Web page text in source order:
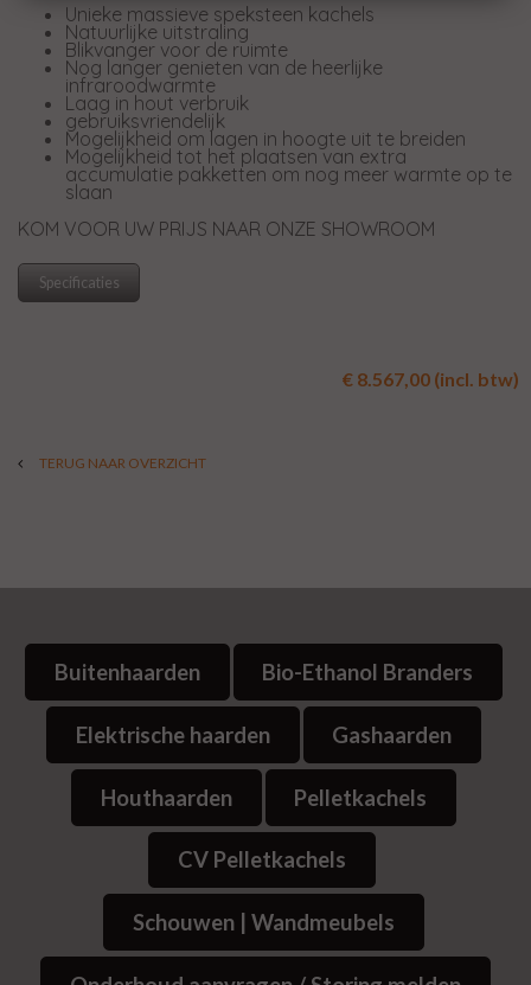
Unieke massieve speksteen kachels
Natuurlijke uitstraling
Blikvanger voor de ruimte
Nog langer genieten van de heerlijke
infraroodwarmte
Laag in hout verbruik
gebruiksvriendelijk
Mogelijkheid om lagen in hoogte uit te breiden
Mogelijkheid tot het plaatsen van extra
accumulatie pakketten om nog meer warmte op te
slaan
KOM VOOR UW PRIJS NAAR ONZE SHOWROOM
Specificaties
€ 8.567,00 (incl. btw)
TERUG NAAR OVERZICHT
Buitenhaarden Bio-Ethanol Branders
Elektrische haarden Gashaarden
Houthaarden Pelletkachels
CV Pelletkachels
Schouwen | Wandmeubels